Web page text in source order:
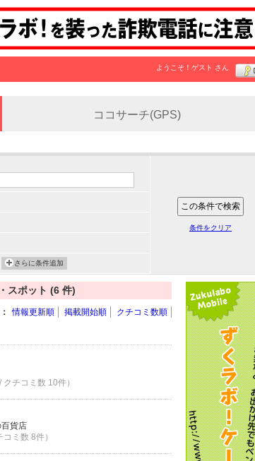
ようこそ！ ゲスト さん
ココサーチ(GPS)
さらに条件追加
条件をクリア
スポット (6 件)
情報更新順 掲載開始順 クチコミ数順
チコミ数 10件）
貨店
ミ数 8件）